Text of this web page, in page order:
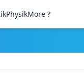
PhysikMore ?